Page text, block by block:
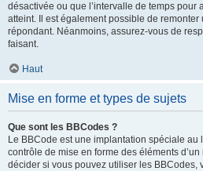
désactivée ou que l’intervalle de temps pour
atteint. Il est également possible de
répondant. Néanmoins, assurez-vous de
faisant.
Haut
Mise en forme et types de sujets
Que sont les BBCodes ?
Le BBCode est une implantation spéciale au
contrôle de mise en forme des éléments
décider si vous pouvez utiliser les BBCodes,